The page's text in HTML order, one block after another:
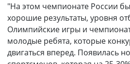
"На этом чемпионате России
хорошие результаты, уровня
Олимпийские игры и
молодые ребята, которые
двигаться вперед. Появилась